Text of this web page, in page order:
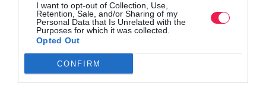
I want to opt-out of Collection, Use,
Retention, Sale, and/or Sharing of my
Personal Data that Is Unrelated with the
Purposes for which it was collected.
Opted Out
CONFIRM